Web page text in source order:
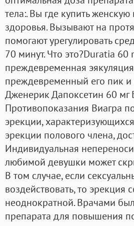
тела:. Вы где купить
здоровья. Вызывают на
помогают урегулировать
70 минут. Что это?Duratia
преждевременная
преждевременный его пик
Дженерик Дапоксетин 60
Противопоказания Виагра
эрекции,
эрекции полового члена,
Индивидуальная
любимой девушки может
В том случае, если
воздействовать, то эрекция
неоднократной. Врачами
препарата для повышения